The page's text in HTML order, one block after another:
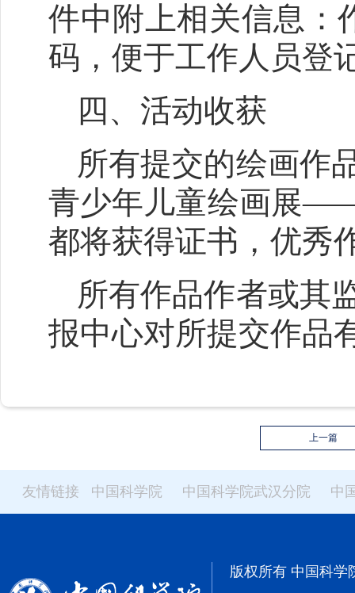
件中附上相关信息：
码，便于工作人员登
四、活动收获
所有提交的绘画作
青少年儿童绘画展
都将获得证书，优秀
所有作品作者或其
报中心对所提交作品
上一篇
友情链接 中国科学院 中国科学院武汉分院 中
版权所有 中国科学